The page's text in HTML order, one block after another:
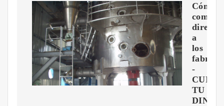
Cómo
a
los
-
CUIDA
TU